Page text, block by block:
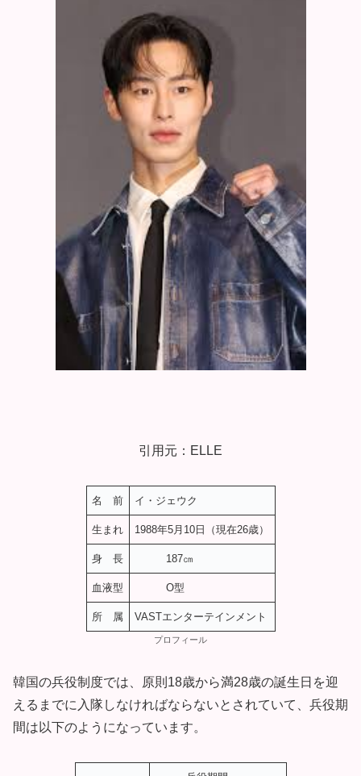
引用元：ELLE
名 前 イ・ジェウク
生まれ 1988年5月10日（現在26歳）
身 長 187㎝
血液型 O型
所 属 VASTエンターテインメント
プロフィール
韓国の兵役制度では、原則18歳から満28歳の誕生日を迎
えるまでに入隊しなければならないとされていて、兵役期
間は以下のようになっています。